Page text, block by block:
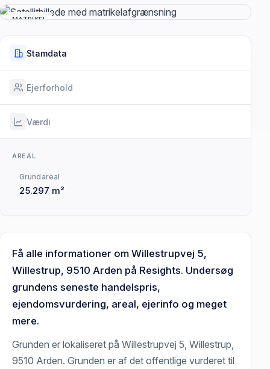
MATRIKEL
Stamdata
Ejerforhold
Værdi
AREAL
Grundareal
25.297 m²
Få alle informationer om Willestrupvej 5,
Willestrup, 9510 Arden på Resights. Undersøg
grundens seneste handelspris,
ejendomsvurdering, areal, ejerinfo og meget
mere.
Grunden er lokaliseret på Willestrupvej 5, Willestrup,
9510 Arden. Grunden er af det offentlige vurderet til